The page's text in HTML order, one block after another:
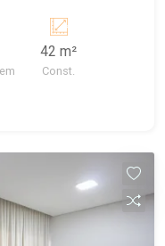
da cidade é
lavanderia
solarium,
Agende
42 m²
Const.